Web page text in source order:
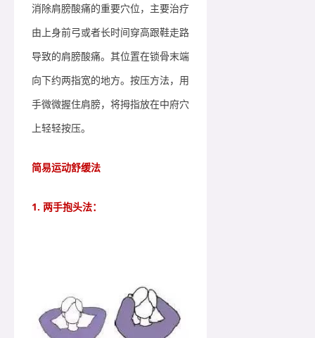
消除肩膀酸痛的重要穴位，主要治疗
由上身前弓或者长时间穿高跟鞋走路
导致的肩膀酸痛。其位置在锁骨末端
向下约两指宽的地方。按压方法，用
手微微握住肩膀，将拇指放在中府穴
上轻轻按压。
简易运动舒缓法
1. 两手抱头法：